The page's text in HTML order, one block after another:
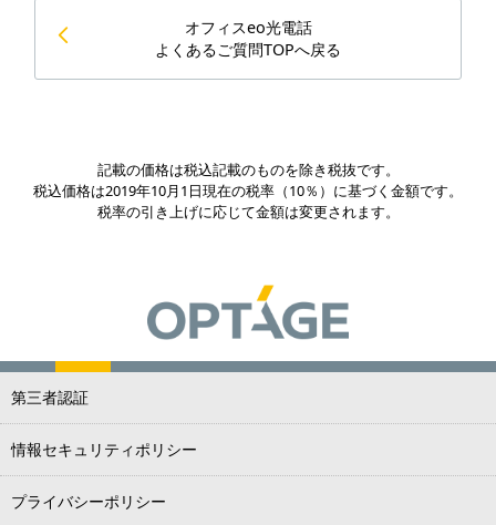
オフィスeo光電話
よくあるご質問TOPへ戻る
記載の価格は税込記載のものを除き税抜です。
税込価格は2019年10月1日現在の税率（10％）に基づく金額です。
税率の引き上げに応じて金額は変更されます。
第三者認証
情報セキュリティポリシー
プライバシーポリシー